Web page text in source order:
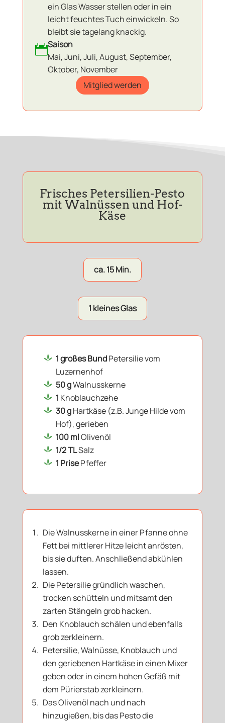
ein Glas Wasser stellen oder in ein
leicht feuchtes Tuch einwickeln. So
bleibt sie tagelang knackig.
Saison
Mai, Juni, Juli, August, September,
Oktober, November
Mitglied werden
Frisches Petersilien-Pesto
mit Walnüssen und Hof-
Käse
ca. 15 Min.
1 kleines Glas
1 großes BundPetersilie vom
Luzernenhof
50 gWalnusskerne
1 Knoblauchzehe
30 gHartkäse (z.B. Junge Hilde vom
Hof), gerieben
100 mlOlivenöl
1/2 TLSalz
1 PrisePfeffer
Die Walnusskerne in einer Pfanne ohne
Fett bei mittlerer Hitze leicht anrösten,
bis sie duften. Anschließend abkühlen
lassen.
Die Petersilie gründlich waschen,
trocken schütteln und mitsamt den
zarten Stängeln grob hacken.
Den Knoblauch schälen und ebenfalls
grob zerkleinern.
Petersilie, Walnüsse, Knoblauch und
den geriebenen Hartkäse in einen Mixer
geben oder in einem hohen Gefäß mit
dem Pürierstab zerkleinern.
Das Olivenöl nach und nach
hinzugießen, bis das Pesto die